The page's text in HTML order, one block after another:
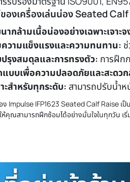
องเครื่องเล่นน่องSeated
กล้ามเนื้อน่องอย่างเฉพาะเจาะจ
วามแข็งแรงและความทนทาน:
รุงสมดุลและการทรงตัว: การฝึก
บบเพื่อความปลอดภัยและสะดว
ะสำหรับทุกระดับ: สามารถปรับน้ำ
ง Impulse IFP1623 Seated Calf Raise
ห้คุณสามารถฝึกซ้อมได้อย่างมั่นใจในทุกวัน